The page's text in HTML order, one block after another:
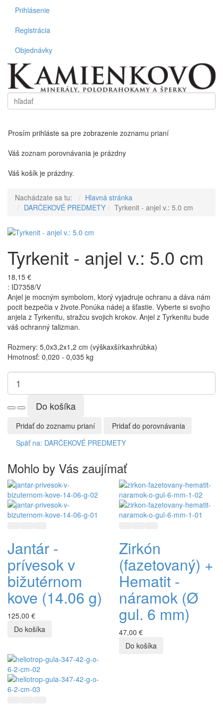
Prihlásenie
Registrácia
Objednávky
Vyhľadať
Prosím prihláste sa pre zobrazenie zoznamu prianí
Váš zoznam porovnávania je prázdny
Váš košík je prázdny.
Nachádzate sa tu:
Hlavná stránka
DARČEKOVÉ PREDMETY
Tyrkenit - anjel v.: 5.0 cm
Tyrkenit - anjel v.: 5.0 cm
18,15 €
: ID7358/V
Anjel je mocným symbolom, ktorý vyjadruje ochranu a dáva nám
pocit bezpečia v živote.Ponúka nádej a šťastie. Vyberte si svojho
anjela z Tyrkenitu, stražcu svojich krokov. Anjel z Tyrkenitu bude
váš ochranný talizman.
Rozmery: 5,0x3,2x1,2 cm (výškaxšírkaxhrúbka)
Hmotnosť: 0,020 - 0,035 kg
Pridať do zoznamu prianí
Pridať do porovnávania
Späť na: DARČEKOVÉ PREDMETY
Mohlo by Vás zaujímať
Jantár -
prívesok v
bižutérnom
kove (14.06 g)
125,00 €
Zirkón
(fazetovaný) +
Hematit -
náramok (Ø
gul. 6 mm)
47,00 €